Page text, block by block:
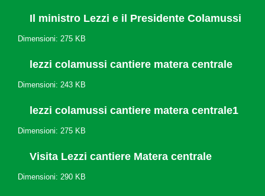
Il ministro Lezzi e il Presidente Colamussi
Dimensioni: 275 KB
lezzi colamussi cantiere matera centrale
Dimensioni: 243 KB
lezzi colamussi cantiere matera centrale1
Dimensioni: 275 KB
Visita Lezzi cantiere Matera centrale
Dimensioni: 290 KB